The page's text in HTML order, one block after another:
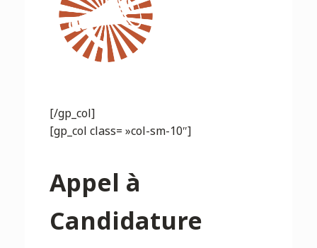
[/gp_col]
[gp_col class= »col-sm-10″]
Appel à
Candidature